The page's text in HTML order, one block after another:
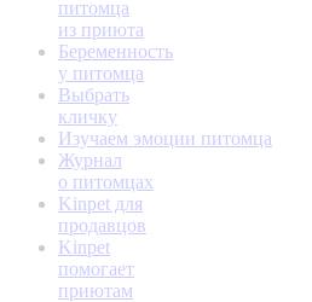
питомца
из приюта
Беременность
у питомца
Выбрать
кличку
Изучаем эмоции питомца
Журнал
о питомцах
Kinpet для
продавцов
Kinpet
помогает
приютам